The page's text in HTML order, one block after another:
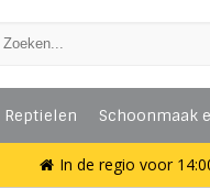
Reptielen Schoonmaak
In de regio voor